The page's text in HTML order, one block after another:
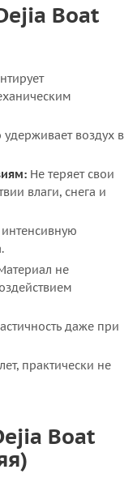
Boat
воздух в
Не теряет свои
влаги, снега и
не
даже при
практически не
Boat